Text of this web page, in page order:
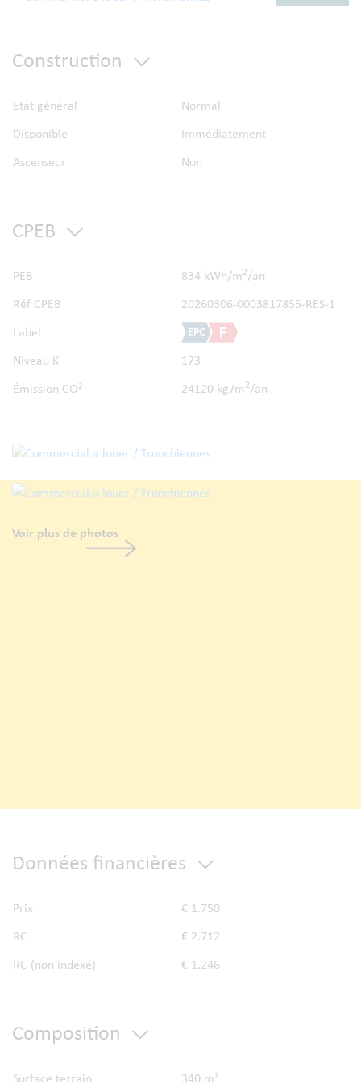
supplémentaires pour des activités nécessitant préparation,
d’Abitos.
Atouts de ce bien :
Construction
Etat général
Normal
Disponible
Immédiatement
Ascenseur
Non
CPEB
PEB 834 kWh/m2/an
Réf CPEB
20260306-0003817855-RES-1
Label
Niveau K
173
Émission CO²
24120 kg/m2/an
Voir plus de photos
Données financières
Prix
€ 1.750
RC
€ 2.712
RC (non indexé)
€ 1.246
Composition
Surface terrain 340 m²